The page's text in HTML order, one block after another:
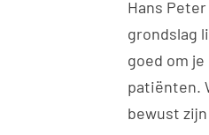
Hans
grondslag
goed om
patiënten.
bewust